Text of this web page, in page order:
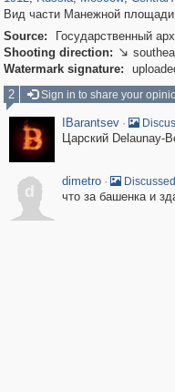
Вид части Манежной
Source:
Государственный
Shooting direction: 
Watermark signature:
2
Sign in to share your
IBarantsev ·
Царский Delaunay-
d
dimetro ·
что за башенка и